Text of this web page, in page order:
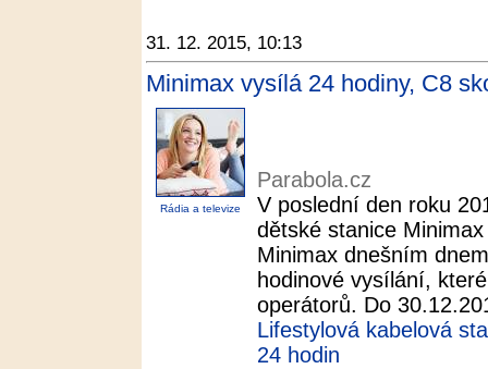
31. 12. 2015, 10:13
Minimax vysílá 24 hodiny, C8
Rádia a televize
Parabola.cz
V poslední den roku
dětské stanice
Minimax dnešním
hodinové vysílání,
operátorů. Do
Lifestylová kabelová
24 hodin